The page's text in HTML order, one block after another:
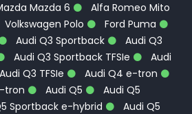
Mazda 6
Alfa Romeo Mito
Volkswagen Polo
Ford Puma
Audi Q3 Sportback
Audi Q3
Audi Q3 Sportback TFSIe
Audi
Audi Q3 TFSIe
Audi Q4 e-tron
tron
Audi Q5
Audi Q5
Sportback e-hybrid
Audi Q5